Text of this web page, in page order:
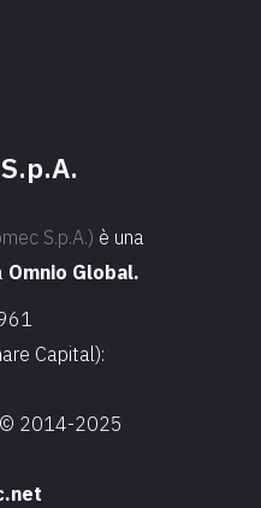
S.p.A.) è una
Omnio Global.
Capital):
© 2014-2025